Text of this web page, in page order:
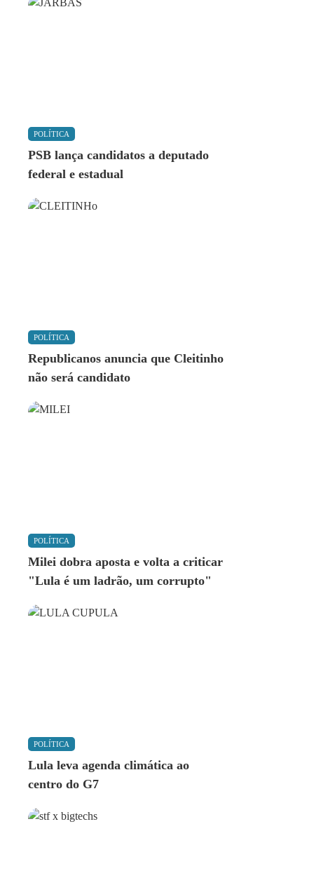
POLÍTICA
PSB lança candidatos a deputado
federal e estadual
POLÍTICA
Republicanos anuncia que Cleitinho
não será candidato
POLÍTICA
Milei dobra aposta e volta a criticar
"Lula é um ladrão, um corrupto"
POLÍTICA
Lula leva agenda climática ao
centro do G7